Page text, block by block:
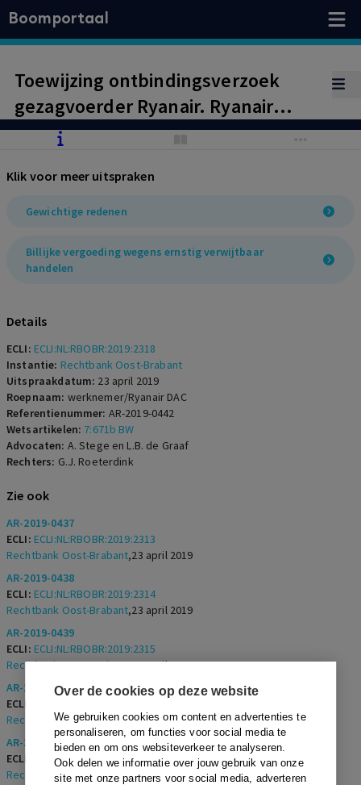
Over de cookies op deze website
We gebruiken cookies om content en advertenties te
personaliseren, om functies voor social media te
bieden en om ons websiteverkeer te analyseren.
Ook delen we informatie over jouw gebruik van onze
site met onze partners voor social media, adverteren
Boomportaal
Toewijzing ontbindingsverzoek
gezagvoerder Ryanair. Ryanair
heeft ernstig verwijtbaar
verstoorde arbeidsverhouding te
veroorzaken. Veroordeling Ryanair
transitievergoeding (bijna € 85.000)
hoogte van € 400.000.
Klik voor meer uitspraken
Gewichtige redenen
Billijke vergoeding wegens ernstig verwijtbaar
handelen
Details
ECLI: ECLI:NL:RBOBR:2019:2318
Instantie: Rechtbank Oost-Brabant
Uitspraakdatum: 23 april 2019
Roepnaam: werknemer/Ryanair DAC
Referentienummer: AR-2019-0442
Wetsartikelen: 7:671b BW
Advocaten: A. Stege en L.B. de Graaf
Rechters: G.J. Roeterdink
Zie ook
AR-2019-0437
ECLI: ECLI:NL:RBOBR:2019:2313
Rechtbank Oost-Brabant,23 april 2019
AR-2019-0438
ECLI: ECLI:NL:RBOBR:2019:2314
Rechtbank Oost-Brabant,23 april 2019
AR-2019-0439
ECLI: ECLI:NL:RBOBR:2019:2315
Rechtbank Oost-Brabant,23 april 2019
AR-2019-0440
ECLI:
Rechtbank Oost-Brabant,23 april 2019
AR-2019-0441
ECLI:
ECLI:NL:RBOBR:2019:2317
Rechtbank Oost-Brabant,23 april 2019